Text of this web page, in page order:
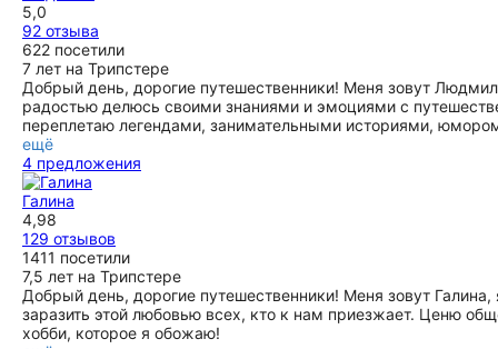
правда, не всегда, и иногда ходишь с говорящим
справочкиком дат, объектов и исторических фактов. (Да
простят меня те, для кого это верх наслаждения - для
меня нет.) С Людмилой мне повезло. Началось с того, что я
попросила ее поменять место встречи, и сразу получила
согласие. Для меня это всегда хороший знак - человек
подстраивается под нужды и интересы клиента. И у нас
действительно получилась очень увлекательная прогулка.
Где-то мы проходили быстрее, где-то зависали, что-то
обсуждали, Людмила много рассказывала. Не так часто
случается, что гид ведет не по плану, а по человеку.
Бонусом, по моей просьбы, Людмила порекомендовала
мне несколько аутентичных местных ресторанов и
несколько мест, которые я могу посмотреть
самостоятельно в свободное время. Для меня это был
прекрасный опыт.
ещё
5,0
92 отзыва
622 посетили
7 лет на Трипстере
Добрый день, дорогие путешественники! Меня зовут
радостью делюсь своими знаниями и эмоциями с
переплетаю легендами, занимательными историями,
ещё
4 предложения
Галина
4,98
129 отзывов
1411 посетили
7,5 лет на Трипстере
Добрый день, дорогие путешественники! Меня зовут
заразить этой любовью всех, кто к нам приезжает. Ценю
хобби, которое я обожаю!